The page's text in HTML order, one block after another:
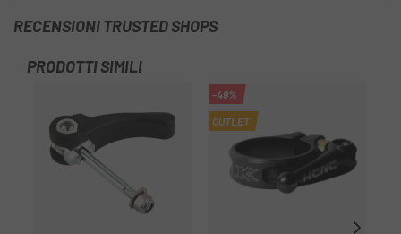
RECENSIONI TRUSTED SHOPS
PRODOTTI SIMILI
-49%
OUTLET